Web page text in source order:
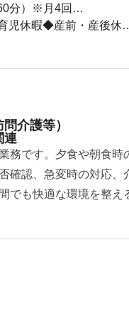
分）※月4回…
児休暇◆産前・産後休
介護等）
連
務です。夕食や朝食
確認、急変時の対応
でも快適な環境を整え